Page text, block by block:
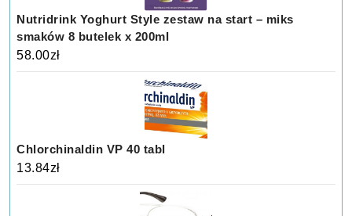
Nutridrink Yoghurt Style zestaw na start – miks
smaków 8 butelek x 200ml
58.00zł
Chlorchinaldin VP 40 tabl
13.84zł